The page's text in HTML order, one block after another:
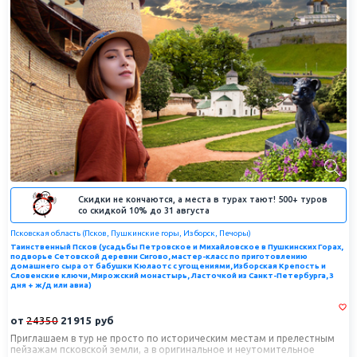
Скидки не кончаются, а места в турах тают! 500+ туров
со скидкой 10% до 31 августа
Псковская область (Псков, Пушкинские горы, Изборск, Печоры)
Таинственный Псков (усадьбы Петровское и Михайловское в Пушкинских Горах,
подворье Сетовской деревни Сигово, мастер-класс по приготовлению
домашнего сыра от бабушки Кюлаотс с угощениями, Изборская Крепость и
Словенские ключи, Мирожский монастырь, Ласточкой из Санкт-Петербурга, 3
дня + ж/д или авиа)
от 24350 21915 руб
Приглашаем в тур не просто по историческим местам и прелестным
пейзажам псковской земли, а в оригинальное и неутомительное